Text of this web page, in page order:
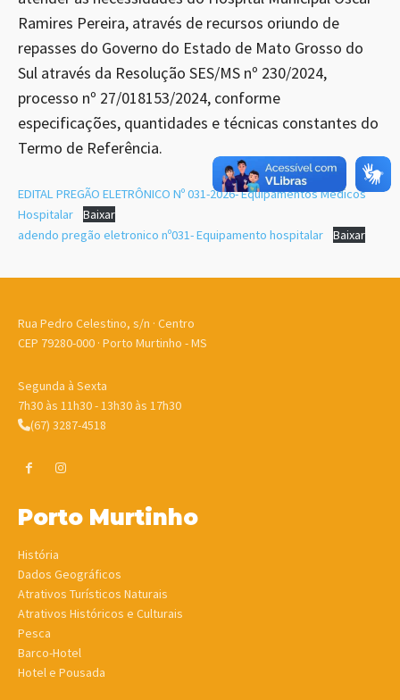
Ramires Pereira, através de recursos oriundo de
repasses do Governo do Estado de Mato Grosso do
Sul através da Resolução SES/MS nº 230/2024,
processo nº 27/018153/2024, conforme
especificações, quantidades e técnicas constantes do
Termo de Referência.
EDITAL PREGÃO ELETRÔNICO Nº 031-2026- Equipamentos Medicos
Hospitalar
Baixar
adendo pregão eletronico nº031- Equipamento hospitalar
Baixar
Rua Pedro Celestino, s/n · Centro
CEP 79280-000 · Porto Murtinho - MS
Segunda à Sexta
7h30 às 11h30 - 13h30 às 17h30
(67) 3287-4518
Porto Murtinho
História
Dados Geográficos
Atrativos Turísticos Naturais
Atrativos Históricos e Culturais
Pesca
Barco-Hotel
Hotel e Pousada